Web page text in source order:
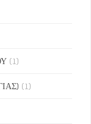
(1)
(1)